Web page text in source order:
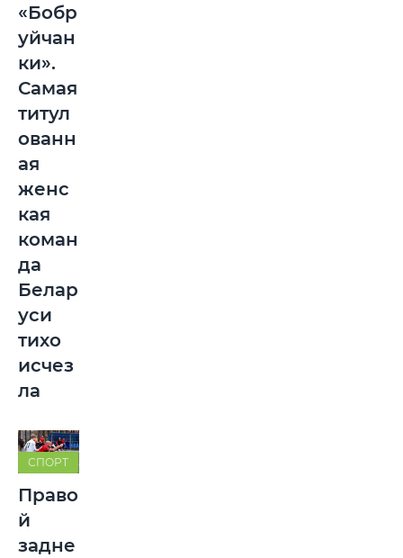
«Бобр
уйчан
ки».
Самая
титул
ованн
ая
женс
кая
коман
да
Белар
уси
тихо
исчез
ла
СПОРТ
Право
й
задне